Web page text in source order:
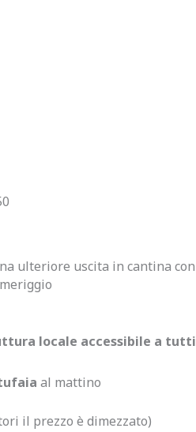
ulteriore uscita in cantina con
locale accessibile a tutti
al mattino
il prezzo è dimezzato)